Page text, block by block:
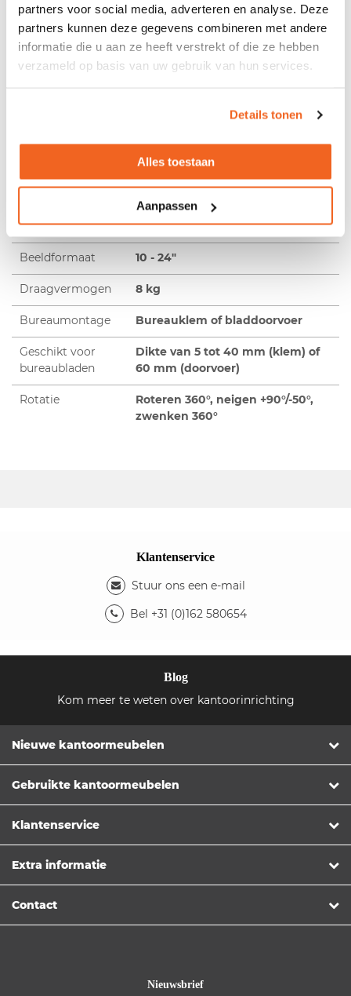
partners voor social media, adverteren en analyse. Deze
partners kunnen deze gegevens combineren met andere
informatie die u aan ze heeft verstrekt of die ze hebben
verzameld op basis van uw gebruik van hun services.
Details tonen
Alles toestaan
Aanpassen
verschillende kleuren, namelijk: wit, aluminium en zwart.
Wat de View Go echt interessant maakt is de prijs. Door de
scherpe prijs in combinatie met vele instelmogelijkheden
bent u er met de ViewGo van verzekerd dat in ieder geval
1
Kleur Zwart
Beeldformaat 10 - 24"
Draagvermogen 8 kg
Bureaumontage Bureauklem of bladdoorvoer
Geschikt voor
bureaubladen
Dikte van 5 tot 40 mm (klem) of
60 mm (doorvoer)
Rotatie
Roteren 360°, neigen +90°/-50°,
zwenken 360°
Klantenservice
Stuur ons een e-mail
Bel +31 (0)162 580654
Blog
Kom meer te weten over kantoorinrichting
Nieuwe kantoormeubelen
Gebruikte kantoormeubelen
Klantenservice
Extra informatie
Contact
Nieuwsbrief